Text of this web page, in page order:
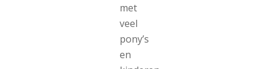
met
veel
pony’s
en